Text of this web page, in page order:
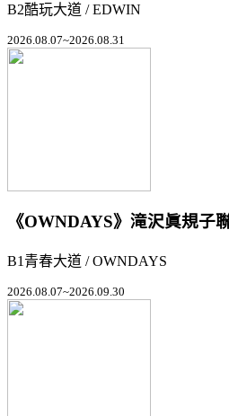
B2酷玩大道 / EDWIN
2026.08.07~2026.08.31
《OWNDAYS》滝沢眞規子
B1青春大道 / OWNDAYS
2026.08.07~2026.09.30